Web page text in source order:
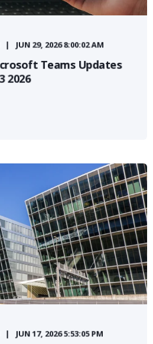
JUN 29, 2026 8:00:02 AM
Teams Updates
2026
JUN 17, 2026 5:53:05 PM